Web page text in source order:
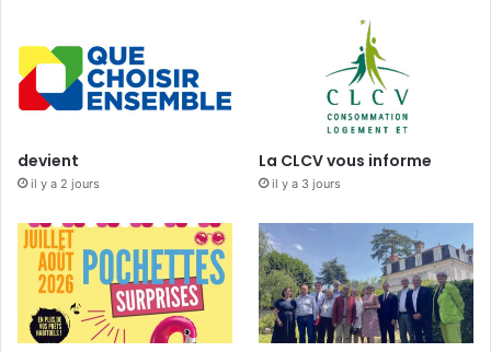
devient
il y a 2 jours
La CLCV vous informe
il y a 3 jours